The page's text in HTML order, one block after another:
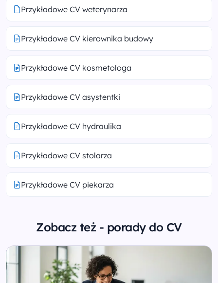
Przykładowe CV weterynarza
Przykładowe CV kierownika budowy
Przykładowe CV kosmetologa
Przykładowe CV asystentki
Przykładowe CV hydraulika
Przykładowe CV stolarza
Przykładowe CV piekarza
Zobacz też - porady do CV